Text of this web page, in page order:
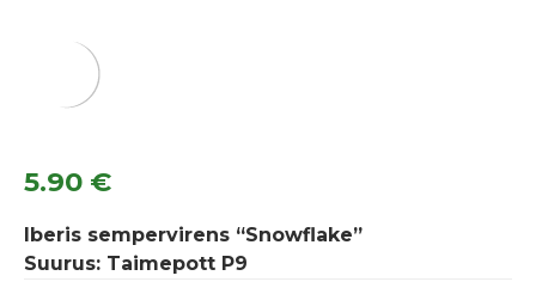
5.90 €
Iberis sempervirens “Snowflake”
Suurus: Taimepott P9